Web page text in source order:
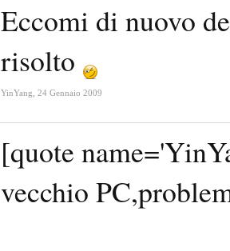
Eccomi di nuovo
risolto
YinYang 24 Gennaio 2009
[quote
vecchio